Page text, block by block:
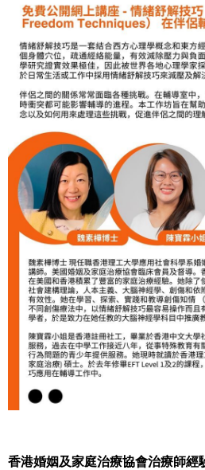
香港婚姻及家庭治療協會治療師經